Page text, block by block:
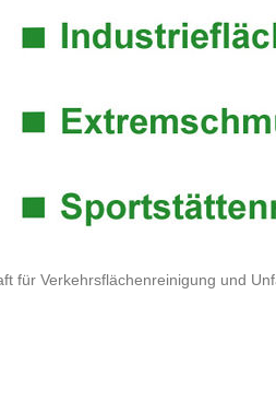
für Verkehrsflächenreinigung und